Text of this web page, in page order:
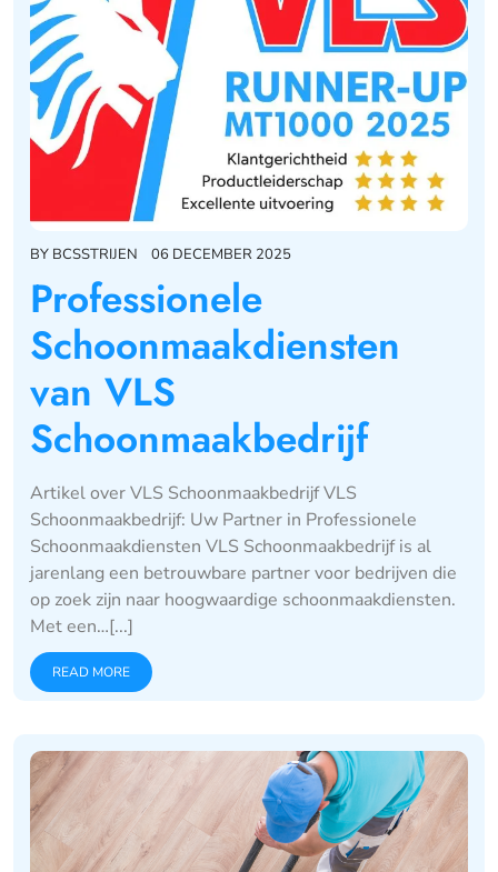
BY BCSSTRIJEN 06 DECEMBER 2025
Professionele
Schoonmaakdiensten
van VLS
Schoonmaakbedrijf
Artikel over VLS Schoonmaakbedrijf VLS
Schoonmaakbedrijf: Uw Partner in Professionele
Schoonmaakdiensten VLS Schoonmaakbedrijf is al
jarenlang een betrouwbare partner voor bedrijven die
op zoek zijn naar hoogwaardige schoonmaakdiensten.
Met een…[...]
READ MORE